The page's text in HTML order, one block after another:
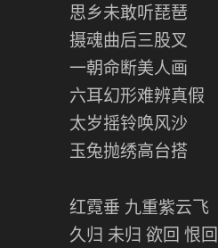
思乡未敢听琵琶
摄魂曲后三股叉
一朝命断美人画
六耳幻形难辨真假
太岁摇铃唤风沙
玉兔抛绣高台搭
红霓垂 九重紫云飞
久归 未归 欲回 恨回